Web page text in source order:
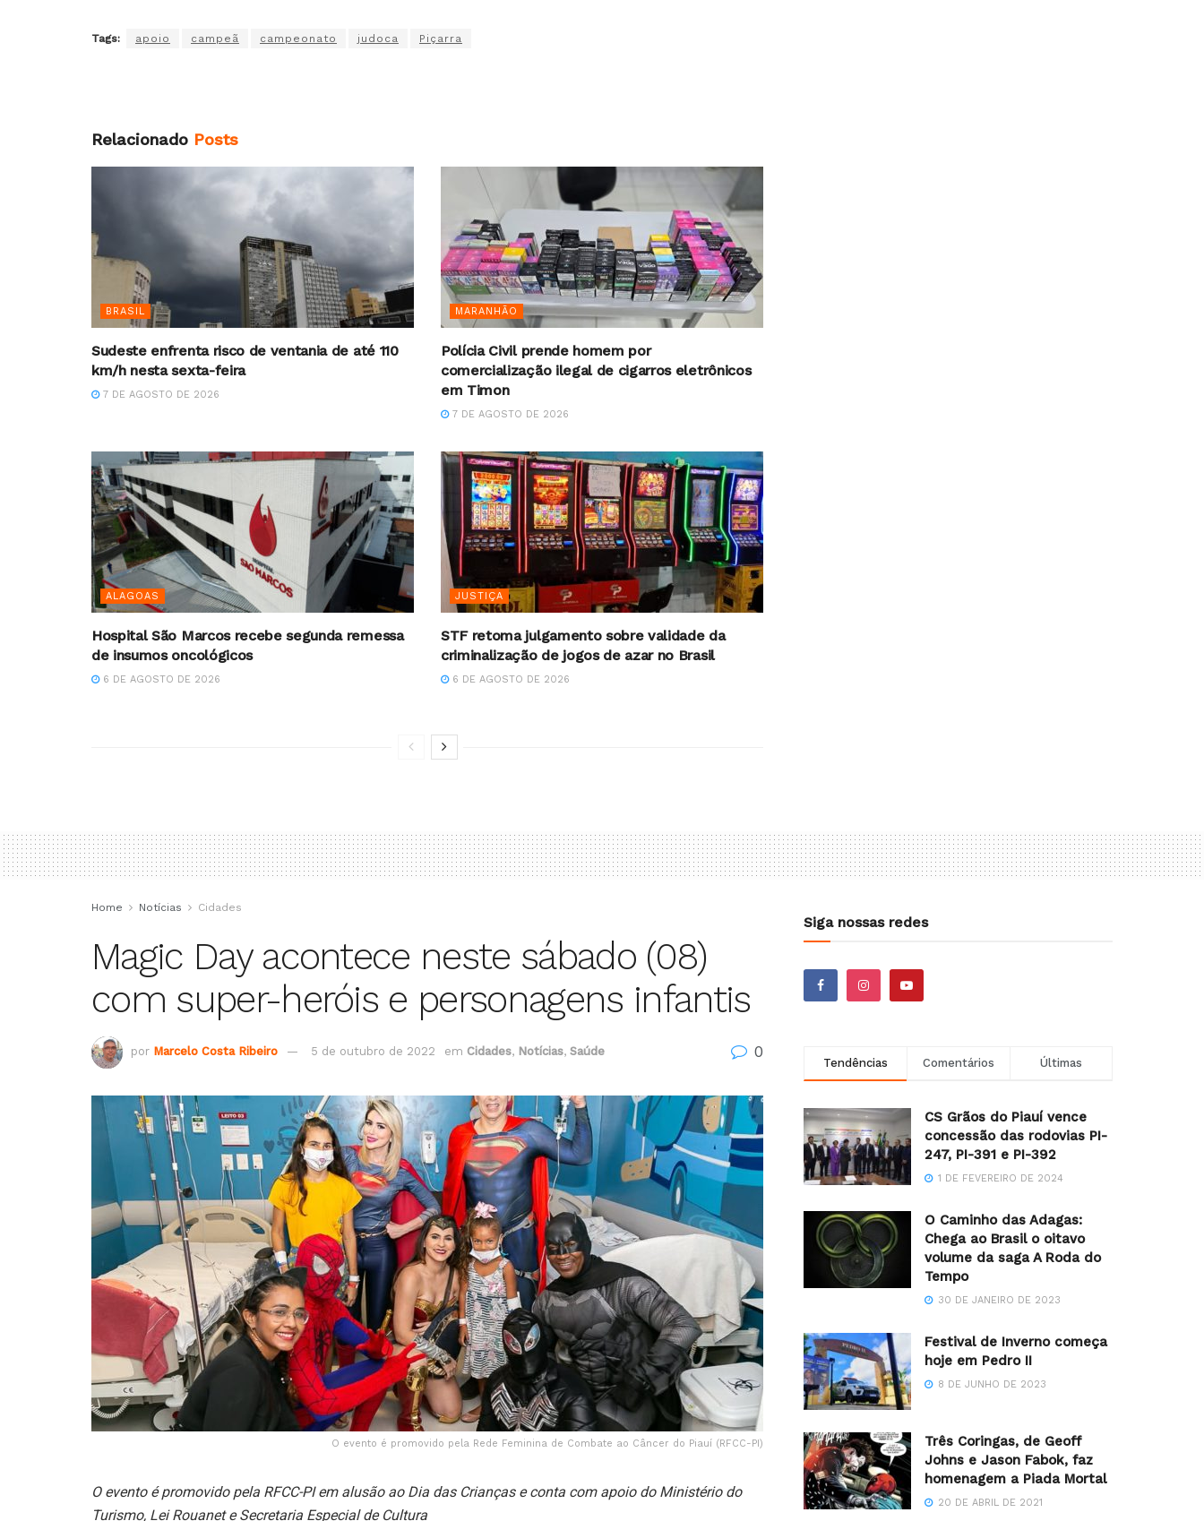
Tags: apoio campeã campeonato judoca Piçarra
Relacionado Posts
BRASIL
Sudeste enfrenta risco de ventania de até 110
km/h nesta sexta-feira
7 DE AGOSTO DE 2026
MARANHÃO
Polícia Civil prende homem por
comercialização ilegal de cigarros eletrônicos
em Timon
7 DE AGOSTO DE 2026
ALAGOAS
Hospital São Marcos recebe segunda remessa
de insumos oncológicos
6 DE AGOSTO DE 2026
JUSTIÇA
STF retoma julgamento sobre validade da
criminalização de jogos de azar no Brasil
6 DE AGOSTO DE 2026
Home Notícias Cidades
Magic Day acontece neste sábado (08)
com super-heróis e personagens infantis
por Marcelo Costa Ribeiro 5 de outubro de 2022 em Cidades, Notícias, Saúde 0
O evento é promovido pela Rede Feminina de Combate ao Câncer do Piauí (RFCC-PI)
O evento é promovido pela RFCC-PI em alusão ao Dia das Crianças e conta com apoio do Ministério do
Turismo, Lei Rouanet e Secretaria Especial de Cultura
Siga nossas redes
Tendências Comentários Últimas
CS Grãos do Piauí vence
concessão das rodovias PI-
247, PI-391 e PI-392
1 DE FEVEREIRO DE 2024
O Caminho das Adagas:
Chega ao Brasil o oitavo
volume da saga A Roda do
Tempo
30 DE JANEIRO DE 2023
Festival de Inverno começa
hoje em Pedro II
8 DE JUNHO DE 2023
Três Coringas, de Geoff
Johns e Jason Fabok, faz
homenagem a Piada Mortal
20 DE ABRIL DE 2021